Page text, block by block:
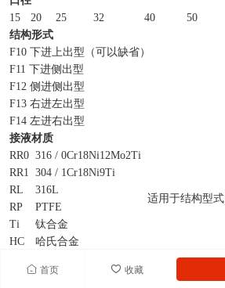
首页 收藏
15
20 25 32 40 50
结构形式
F10 下进上出型（可以缺省）
F11 下进侧出型
F12 侧进侧出型
F13 右进左出型
F14 左进右出型
接液材质
RR0 316 / 0Cr18Ni12Mo2Ti
适用于结构型式
RR1 304 / 1Cr18Ni9Ti
RL
316L
RP
PTFE
Ti
钛合金
HC
哈氏合金
夹套型